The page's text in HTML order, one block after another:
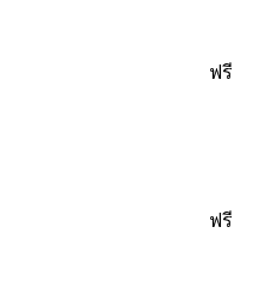
ฟรี
ฟรี